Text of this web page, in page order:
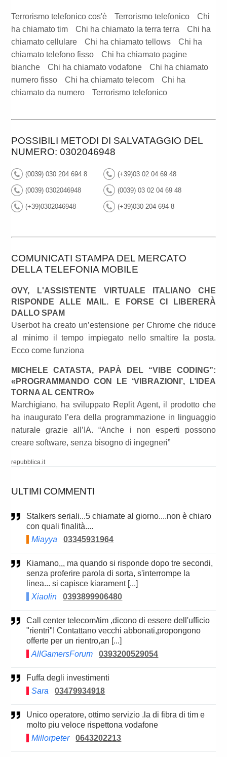
Terrorismo telefonico cos'è Terrorismo telefonico
Chi
ha chiamato tim
Chi ha chiamato la terra terra
Chi ha
chiamato cellulare
Chi ha chiamato tellows
Chi ha
chiamato telefono fisso
Chi ha chiamato pagine
bianche
Chi ha chiamato vodafone
Chi ha chiamato
numero fisso
Chi ha chiamato telecom
Chi ha
chiamato da numero
Terrorismo telefonico
POSSIBILI METODI DI SALVATAGGIO DEL
NUMERO: 0302046948
(0039) 030 204 694 8 (+39)03 02 04 69 48
(0039) 0302046948 (0039) 03 02 04 69 48
(+39)0302046948 (+39)030 204 694 8
COMUNICATI STAMPA DEL MERCATO
DELLA TELEFONIA MOBILE
OVY, L'ASSISTENTE VIRTUALE ITALIANO CHE
RISPONDE ALLE MAIL. E FORSE CI LIBERERÀ
DALLO SPAM
Userbot ha creato un’estensione per Chrome che riduce
al minimo il tempo impiegato nello smaltire la posta.
Ecco come funziona
MICHELE CATASTA, PAPÀ DEL “VIBE CODING”:
«PROGRAMMANDO CON LE ‘VIBRAZIONI’, L’IDEA
TORNA AL CENTRO»
Marchigiano, ha sviluppato Replit Agent, il prodotto che
ha inaugurato l’era della programmazione in linguaggio
naturale grazie all’IA. “Anche i non esperti possono
creare software, senza bisogno di ingegneri”
repubblica.it
ULTIMI COMMENTI
Stalkers seriali...5 chiamate al giorno....non è chiaro
con quali finalità....
Miayya
03345931964
Kiamano,,, ma quando si risponde dopo tre secondi,
senza proferire parola di sorta, s'interrompe la
linea... si capisce kiarament [...]
Xiaolin
0393899906480
Call center telecom/tim ,dicono di essere dell'ufficio
"rientri"! Contattano vecchi abbonati,propongono
offerte per un rientro,an [...]
AllGamersForum
0393200529054
Fuffa degli investimenti
Sara
03479934918
Unico operatore, ottimo servizio .la di fibra di tim e
molto piu veloce rispettona vodafone
Millorpeter
0643202213